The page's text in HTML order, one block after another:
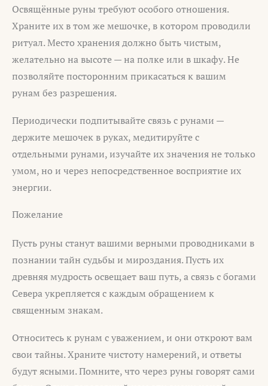
Освящённые руны требуют особого отношения.
Храните их в том же мешочке, в котором проводили
ритуал. Место хранения должно быть чистым,
желательно на высоте — на полке или в шкафу. Не
позволяйте посторонним прикасаться к вашим
рунам без разрешения.
Периодически подпитывайте связь с рунами —
держите мешочек в руках, медитируйте с
отдельными рунами, изучайте их значения не только
умом, но и через непосредственное восприятие их
энергии.
Пожелание
Пусть руны станут вашими верными проводниками в
познании тайн судьбы и мироздания. Пусть их
древняя мудрость освещает ваш путь, а связь с богами
Севера укрепляется с каждым обращением к
священным знакам.
Относитесь к рунам с уважением, и они откроют вам
свои тайны. Храните чистоту намерений, и ответы
будут ясными. Помните, что через руны говорят сами